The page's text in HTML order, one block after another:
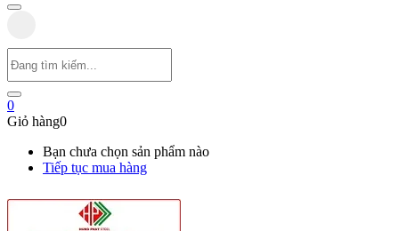
0
Giỏ hàng0
Bạn chưa chọn sản phẩm nào
Tiếp tục mua hàng